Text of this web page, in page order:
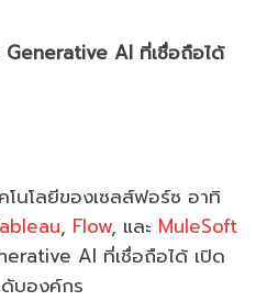
Generative AI ที่เชื่อถือได้
โนโลยีของเซลส์ฟอร์ซ อาทิ
, Flow, และ MuleSoft
AI ที่เชื่อถือได้ เปิด
ดับองค์กร